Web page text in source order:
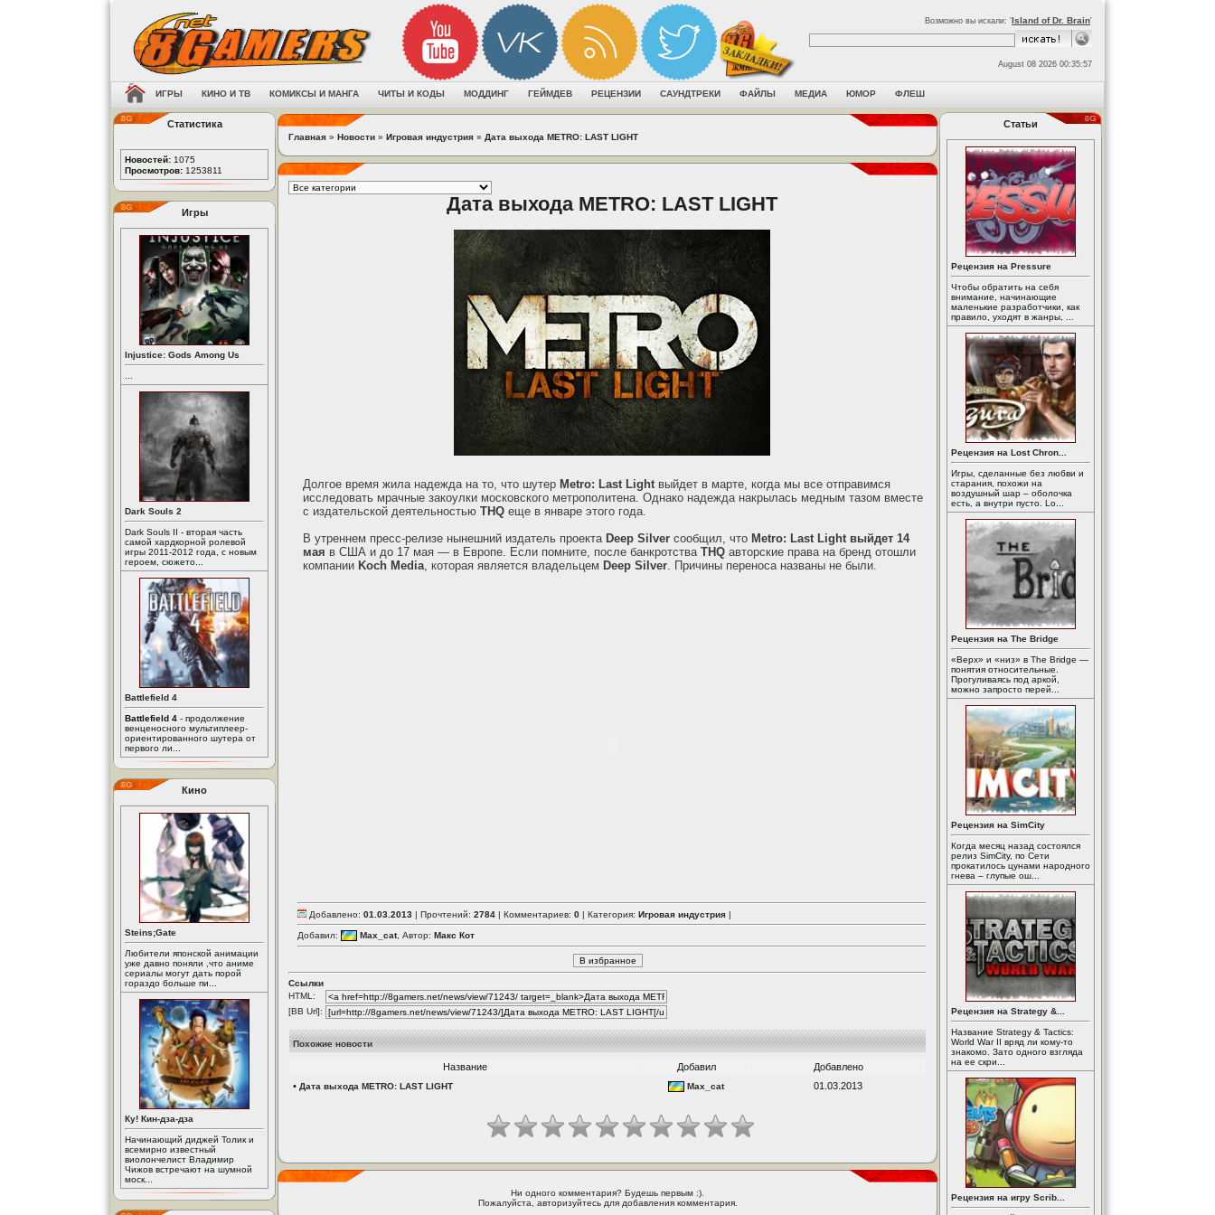
Возможно вы искали: 'Island of Dr. Brain'
August 08 2026 00:35:57
ИГРЫ КИНО И ТВ КОМИКСЫ И МАНГА ЧИТЫ И КОДЫ МОДДИНГ ГЕЙМДЕВ РЕЦЕНЗИИ САУНДТРЕКИ ФАЙЛЫ МЕДИА ЮМОР ФЛЕШ
Статистика
Новостей: 1075
Просмотров: 1253811
Игры
Injustice: Gods Among Us
Dark Souls 2
Dark Souls II - вторая часть
самой хардкорной ролевой
игры 2011-2012 года, с новым
героем, сюжето...
Battlefield 4
Battlefield 4 - продолжение
венценосного мультиплеер-
ориентированного шутера от
первого ли...
Кино
Steins;Gate
Любители японской анимации
уже давно поняли ,что аниме
сериалы могут дать порой
гораздо больше пи...
Ку! Кин-дза-дза
Начинающий диджей Толик и
всемирно известный
виолончелист Владимир
Чижов встречают на шумной
моск...
Главная » Новости » Игровая индустрия » Дата выхода METRO: LAST LIGHT
Дата выхода METRO: LAST LIGHT
Долгое время жила надежда на то, что шутер Metro: Last Light выйдет в марте, когда мы все отправимся
исследовать мрачные закоулки московского метрополитена. Однако надежда накрылась медным тазом вместе
с издательской деятельностью THQ еще в январе этого года.
В утреннем пресс-релизе нынешний издатель проекта Deep Silver сообщил, что Metro: Last Light выйдет 14
мая в США и до 17 мая — в Европе. Если помните, после банкротства THQ авторские права на бренд отошли
компании Koch Media, которая является владельцем Deep Silver. Причины переноса названы не были.
Добавлено: 01.03.2013 | Прочтений: 2784 | Комментариев: 0 | Категория: Игровая индустрия |
Добавил: Max_cat, Автор: Макс Кот
Ссылки
HTML:
[BB Url]:
Похожие новости
Название Добавил
Добавлено
• Дата выхода METRO: LAST LIGHT Max_cat 01.03.2013
Ни одного комментария? Будешь первым :).
Пожалуйста, авторизуйтесь для добавления комментария.
Статьи
Рецензия на Pressure
Чтобы обратить на себя
внимание, начинающие
маленькие разработчики, как
правило, уходят в жанры, ...
Рецензия на Lost Chron...
Игры, сделанные без любви и
старания, похожи на
воздушный шар – оболочка
есть, а внутри пусто. Lo...
Рецензия на The Bridge
«Верх» и «низ» в The Bridge —
понятия относительные.
Прогуливаясь под аркой,
можно запросто перей...
Рецензия на SimCity
Когда месяц назад состоялся
релиз SimCity, по Сети
прокатилось цунами народного
гнева – глупые ош...
Рецензия на Strategy &...
Название Strategy & Tactics:
World War II вряд ли кому-то
знакомо. Зато одного взгляда
на ее скри...
Рецензия на игру Scrib...